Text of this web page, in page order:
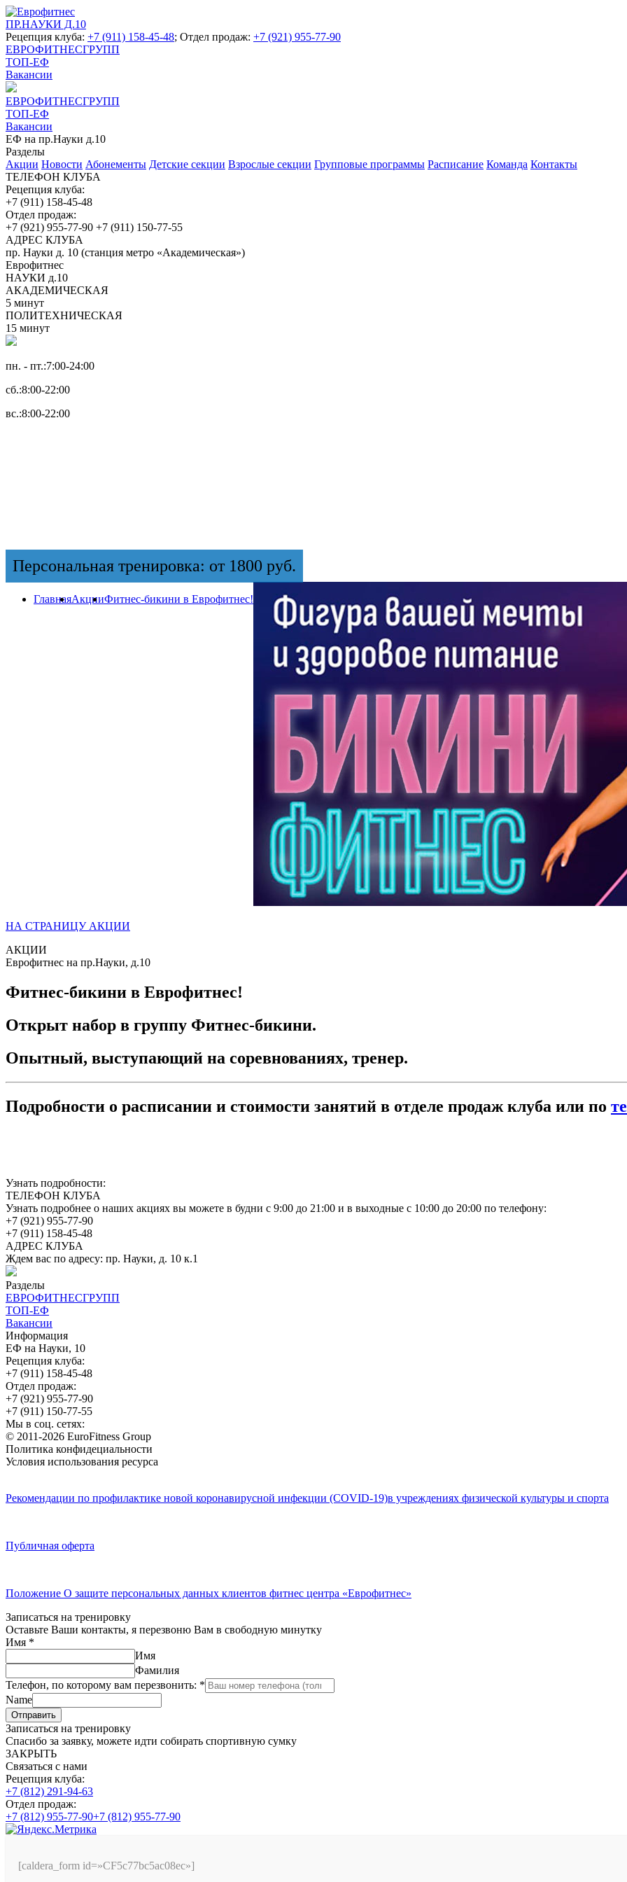
ПР.НАУКИ Д.10
Рецепция клуба: +7 (911) 158-45-48; Отдел продаж: +7 (921) 955-77-90
ЕВРОФИТНЕСГРУПП
ТОП-ЕФ
Вакансии
ЕВРОФИТНЕСГРУПП
ТОП-ЕФ
Вакансии
ЕФ на пр.Науки д.10
Разделы
Акции Новости Абонементы Детские секции Взрослые секции Групповые программы Расписание Команда Контакты
ТЕЛЕФОН КЛУБА
Рецепция клуба:
+7 (911) 158-45-48
Отдел продаж:
+7 (921) 955-77-90 +7 (911) 150-77-55
АДРЕС КЛУБА
пр. Науки д. 10 (станция метро «Академическая»)
Еврофитнес
НАУКИ д.10
АКАДЕМИЧЕСКАЯ
5 минут
ПОЛИТЕХНИЧЕСКАЯ
15 минут
пн. - пт.:7:00-24:00
сб.:8:00-22:00
вс.:8:00-22:00
Персональная тренировка: от 1800 руб.
ГлавнаяАкцииФитнес-бикини в Еврофитнес!
НА СТРАНИЦУ АКЦИИ
АКЦИИ
Еврофитнес на пр.Науки, д.10
Фитнес-бикини в Еврофитнес!
Открыт набор в группу Фитнес-бикини.
Опытный, выступающий на соревнованиях, тренер.
Подробности о расписании и стоимости занятий в отделе продаж клуба или по
Узнать подробности:
ТЕЛЕФОН КЛУБА
Узнать подробнее о наших акциях вы можете в будни с 9:00 до 21:00 и в выходные с 10:00 до 20:00 по телефону:
+7 (921) 955-77-90
+7 (911) 158-45-48
АДРЕС КЛУБА
Ждем вас по адресу: пр. Науки, д. 10 к.1
Разделы
ЕВРОФИТНЕСГРУПП
ТОП-ЕФ
Вакансии
Информация
ЕФ на Науки, 10
Рецепция клуба:
+7 (911) 158-45-48
Отдел продаж:
+7 (921) 955-77-90
+7 (911) 150-77-55
Мы в соц. сетях:
© 2011-2026 EuroFitness Group
Политика конфидециальности
Условия использования ресурса
Рекомендации по профилактике новой коронавирусной инфекции (COVID-19)в учреждениях физической культуры и спорта
Публичная оферта
Положение О защите персональных данных клиентов фитнес центра «Еврофитнес»
Записаться на тренировку
Оставьте Ваши контакты, я перезвоню Вам в свободную минутку
Имя *
Имя
Фамилия
Телефон, по которому вам перезвонить: *
Name
Отправить
Записаться на тренировку
Спасибо за заявку, можете идти собирать спортивную сумку
ЗАКРЫТЬ
Связаться с нами
Рецепция клуба:
+7 (812) 291-94-63
Отдел продаж:
+7 (812) 955-77-90+7 (812) 955-77-90
[caldera_form id=»CF5c77bc5ac08ec»]